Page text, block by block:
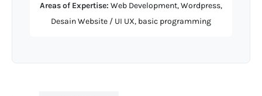
Areas of Expertise: Web Development, Wordpress,
Desain Website / UI UX, basic programming